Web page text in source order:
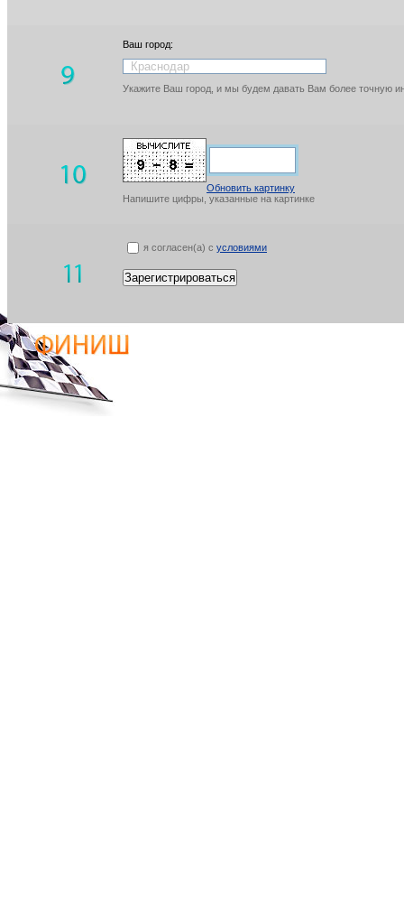
Ваш город:
Укажите Ваш город, и мы будем давать Вам более точную
Обновить картинку
Напишите цифры, указанные на картинке
я согласен(а) с условиями
Зарегистрироваться